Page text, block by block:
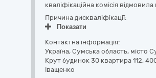
кваліфікаційна комісія
Причина дискваліфікації:
Показати
Контактна інформація:
Україна, Сумська область, місто
Крут будинок 30 квартира 112,
Іващенко